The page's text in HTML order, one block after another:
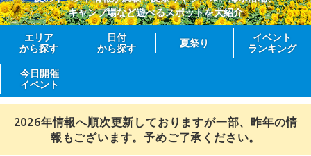
キャンプ場など遊べるスポットを大紹介
エリア
から探す
日付
から探す
夏祭り
イベント
ランキング
今日開催
イベント
2026年情報へ順次更新しておりますが一部、昨年の情
報もございます。予めご了承ください。